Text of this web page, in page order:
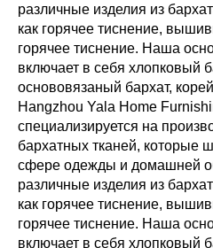
различные изделия из
как горячее тиснение,
горячее тиснение. Наша
включает в себя хлопковый
основовязаный бархат,
Hangzhou Yala Home
специализируется на
бархатных тканей, которые
сфере одежды и домашней
различные изделия из
как горячее тиснение,
горячее тиснение. Наша
включает в себя хлопковый